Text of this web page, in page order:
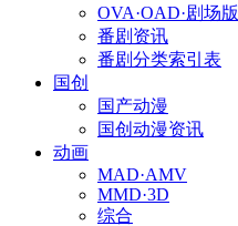
OVA·OAD·剧场版
番剧资讯
番剧分类索引表
国创
国产动漫
国创动漫资讯
动画
MAD·AMV
MMD·3D
综合